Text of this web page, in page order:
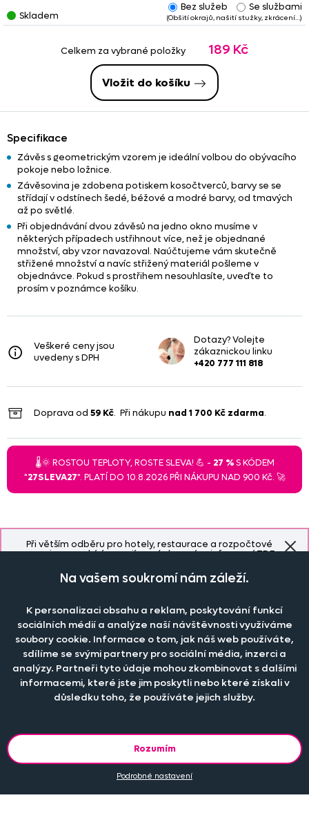
Při větším odběru pro hotely, restaurace a rozpočtové
organizace nabízíme zajímavé slevy, více informacíZDE.
Skladem
Bez služeb Se službami
(Obšití okrajů, našití stužky, zkrácení…)
Celkem za vybrané položky 189 Kč
Vložit do košíku
Specifikace
Závěs s geometrickým vzorem je ideální volbou do obývacího
pokoje nebo ložnice.
Závěsovina je zdobena potiskem kosočtverců, barvy se se
střídají v odstínech šedé, béžové a modré barvy, od tmavých
až po světlé.
Při objednávání dvou závěsů na jedno okno musíme v
některých případech ustřihnout více, než je objednané
množství, aby vzor navazoval. Naúčtujeme vám skutečně
střižené množství a navíc střižený materiál pošleme v
objednávce. Pokud s prostřihem nesouhlasíte, uveďte to
prosím v poznámce košíku.
Veškeré ceny jsou
uvedeny s DPH
Dotazy? Volejte
zákaznickou linku
+420 777 111 818
Doprava od 59 Kč. Při nákupu nad 1 700 Kč zdarma.
🌡️🌞 ROSTOU TEPLOTY, ROSTE SLEVA! 💪 - 27 %S KÓDEM
"27SLEVA27". PLATÍ DO 10.8.2026 PŘI NÁKUPU NAD 900 Kč. 🚀
Objevte slevy pro členy, získejte akční nabídky, novinky, tipy a
Naše společnost
Doprava a platba
Kontakt
O nás
Obchodní podmínky
Katalog zdarma
Časté dotazy
Jak změřit okno pro nákup záclon?
Jak objednat záclony a závěsy na dante.cz?
Informace o materiálech
Pobočka
Pobočka a výdej objednávek otevřena
e-mail:
reklamace:
Na vašem soukromí nám záleží.
K personalizaci obsahu a reklam, poskytování funkcí
sociálních médií a analýze naší návštěvnosti využíváme
soubory cookie. Informace o tom, jak náš web používáte,
sdílíme se svými partnery pro sociální média, inzerci a
analýzy. Partneři tyto údaje mohou zkombinovat s dalšími
informacemi, které jste jim poskytli nebo které získali v
důsledku toho, že používáte jejich služby.
Rozumím
Podrobné nastavení